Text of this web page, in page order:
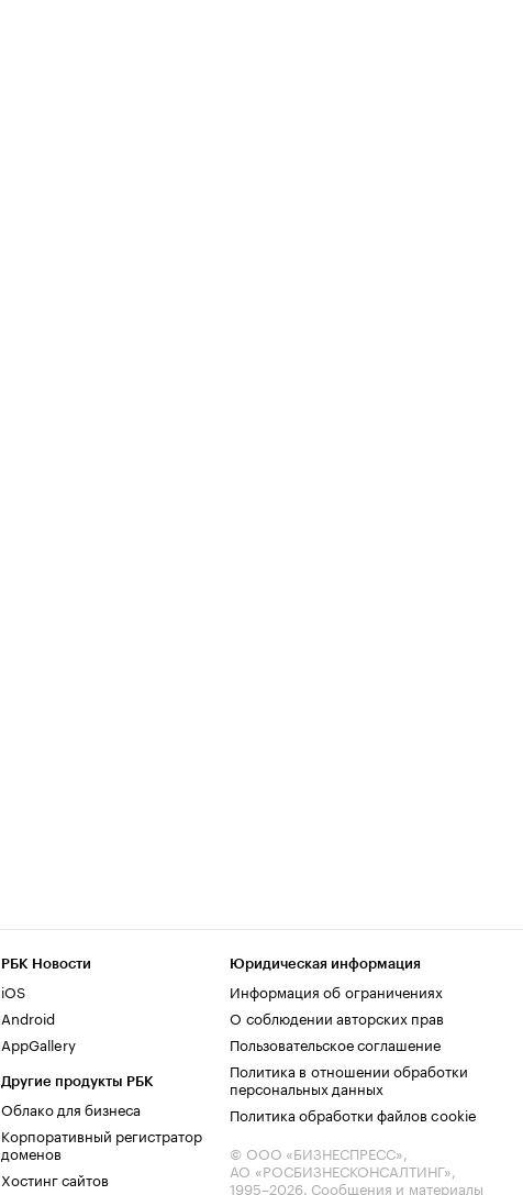
РБК Новости
iOS
Android
AppGallery
Другие продукты РБК
Облако для бизнеса
Корпоративный регистратор
доменов
Хостинг сайтов
Юридическая информация
Информация об ограничениях
О соблюдении авторских прав
Пользовательское соглашение
Политика в отношении обработки
персональных данных
Политика обработки файлов cookie
© ООО «БИЗНЕСПРЕСС»,
АО «РОСБИЗНЕСКОНСАЛТИНГ»,
1995–2026. Сообщения и материалы